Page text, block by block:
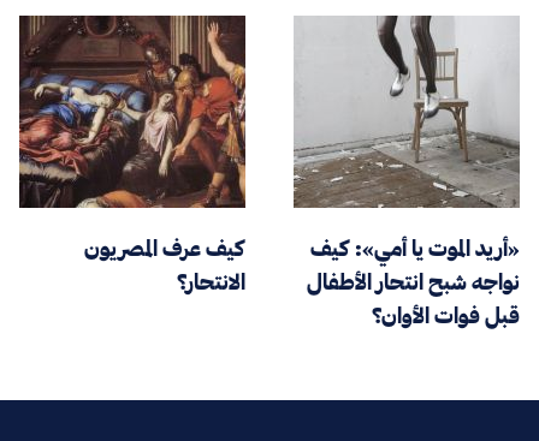
«أريد الموت يا أمي»: كيف
نواجه شبح انتحار الأطفال
قبل فوات الأوان؟
كيف عرف المصريون
الانتحار؟